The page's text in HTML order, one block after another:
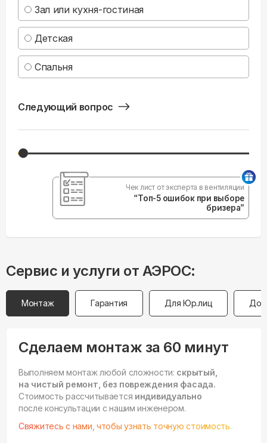
Зал или кухня-гостиная
Детская
Спальня
Следующий вопрос
Чек лист от эксперта в вентиляции
“Топ-5 ошибок при выборе
бризера”
Сервис и услуги от АЭРОС:
Монтаж Гарантия Для Юр.лиц
Сделаем монтаж за 60 минут
Выполняем монтаж любой сложности: скрытый,
на чистый ремонт, без повреждения фасада.
Стоимость рассчитывается индивидуально
после консультации с нашим инженером.
Свяжитесь с нами, чтобы узнать точную стоимость.